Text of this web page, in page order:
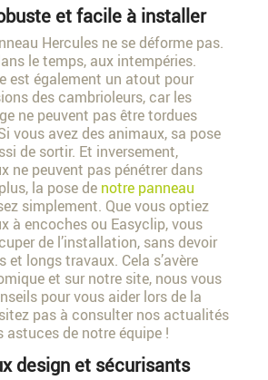
et facile à installer
Hercules ne se déforme pas.
le temps, aux intempéries.
est également un atout pour
des cambrioleurs, car les
ne peuvent pas être tordues
vous avez des animaux, sa pose
de sortir. Et inversement,
ne peuvent pas pénétrer dans
la pose de notre panneau
simplement. Que vous optiez
à encoches ou Easyclip, vous
de l’installation, sans devoir
et longs travaux. Cela s’avère
et sur notre site, nous vous
pour vous aider lors de la
pas à consulter nos actualités
astuces de notre équipe !
design et sécurisants